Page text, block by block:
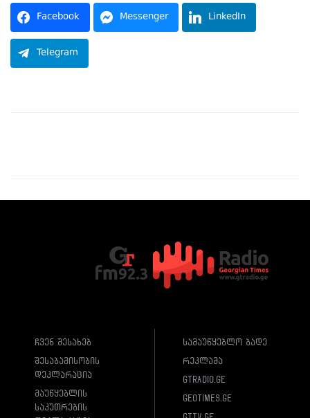
Facebook Messenger LinkedIn
Telegram
ჩვენ შესახებ
შესაბამისობის
დეკლარაცია
მაუწყებლის
საკუთრების
სამაუწყებლო ბადე
რეკლამა
gtradio.ge
geotimes.ge